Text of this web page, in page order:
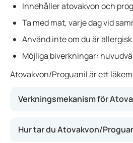
Innehåller atovakvon och
Ta med mat, varje dag vid
Använd inte om du är
Möjliga biverkningar:
Atovakvon/Proguanil är ett
Verkningsmekanism för
Hur tar du Atovakvon/